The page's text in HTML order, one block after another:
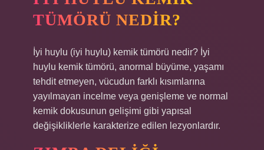
TÜMÖRÜ NEDIR?
İyi huylu (iyi huylu) kemik tümörü nedir? İyi
huylu kemik tümörü, anormal büyüme, yaşamı
tehdit etmeyen, vücudun farklı kısımlarına
yayılmayan incelme veya genişleme ve normal
kemik dokusunun gelişimi gibi yapısal
değişikliklerle karakterize edilen lezyonlardır.